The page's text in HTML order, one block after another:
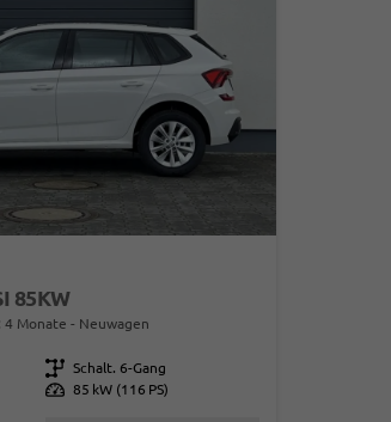
85KW
4 Monate Neuwagen
Getriebe Schalt. 6-Gang
Leistung 85 kW (116 PS)